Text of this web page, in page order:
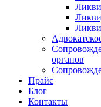
органов
Прайс
Блог
Контакты